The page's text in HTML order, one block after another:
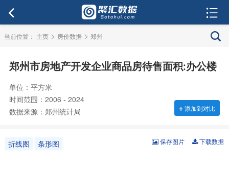
当前位置： 主页 > 房价数据 > 郑州
郑州市房地产开发企业商品房待售面积:办公楼
单位：平方米
时间范围：2006 - 2024
数据来源：郑州统计局
+添加到对比
折线图 条形图 下载数据
保存图片